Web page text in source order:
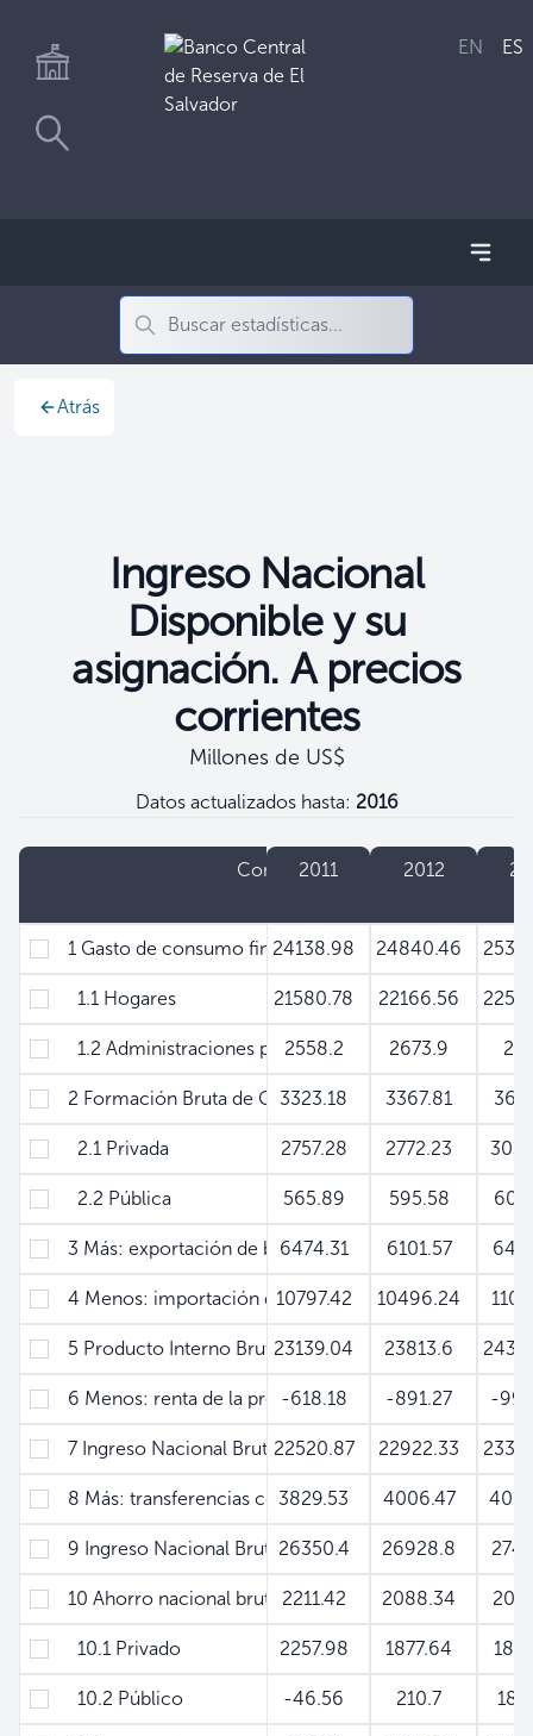
EN ES
Atrás
Ingreso Nacional
Disponible y su
asignación. A precios
corrientes
Millones de US$
Datos actualizados hasta: 2016
Filtros Concepto
1 Gasto de consumo final
1.1 Hogares
1.2 Administraciones públicas
2 Formación Bruta de Capital
2.1 Privada
2.2 Pública
3 Más: exportación de bienes y servicios
4 Menos: importación de bienes y servicios
5 Producto Interno Bruto
6 Menos: renta de la propiedad con el resto del
7 Ingreso Nacional Bruto
8 Más: transferencias corrientes externas netas
9 Ingreso Nacional Bruto Disponible
10 Ahorro nacional bruto
10.1 Privado
10.2 Público
2011 2012
24138.98 24840.46
21580.78 22166.56
2558.2 2673.9
3323.18 3367.81
2757.28 2772.23
565.89 595.58
6474.31 6101.57
10797.42 10496.24
23139.04 23813.6
-618.18 -891.27 -
22520.87 22922.33
3829.53 4006.47
26350.4 26928.8
2211.42 2088.34
2257.98 1877.64
-46.56 210.7